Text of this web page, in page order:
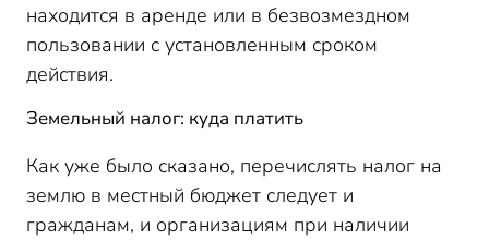
находится в аренде или в безвозмездном
пользовании с установленным сроком
действия.
Земельный налог: куда платить
Как уже было сказано, перечислять налог на
землю в местный бюджет следует и
гражданам, и организациям при наличии